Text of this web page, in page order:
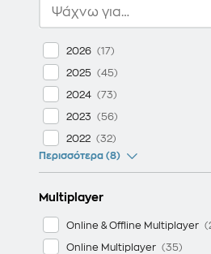
2026
2025
2024
2023
2022
Περισσότερα (8)
Multiplayer
Online & Offline Multiplayer
Online Multiplayer